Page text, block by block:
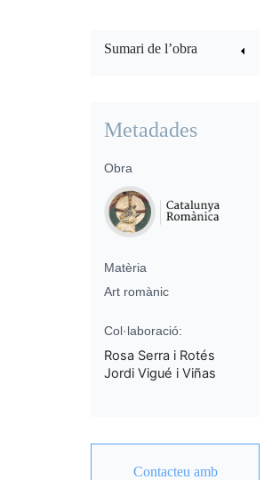
Sumari de l’obra
Metadades
Obra
Matèria
Art romànic
Col·laboració:
Rosa Serra i Rotés
Jordi Vigué i Viñas
Contacteu amb